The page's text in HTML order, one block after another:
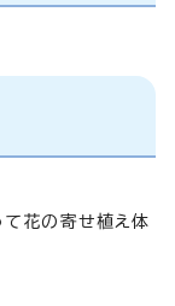
花の寄せ植え体